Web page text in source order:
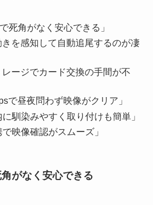
死角がなく安心できる」
きを感知して自動追尾するのが凄
レージでカード交換の手間が不
で昼夜問わず映像がクリア」
に馴染みやすく取り付けも簡単」
で映像確認がスムーズ」
がなく安心できる